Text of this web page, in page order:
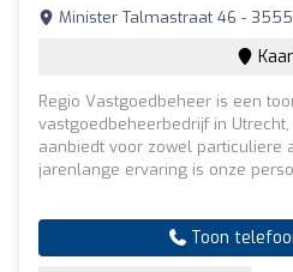
Minister Talmastraat 46 -
Regio Vastgoedbeheer is een
vastgoedbeheerbedrijf in
aanbiedt voor zowel particuliere
jarenlange ervaring is onze
Toon